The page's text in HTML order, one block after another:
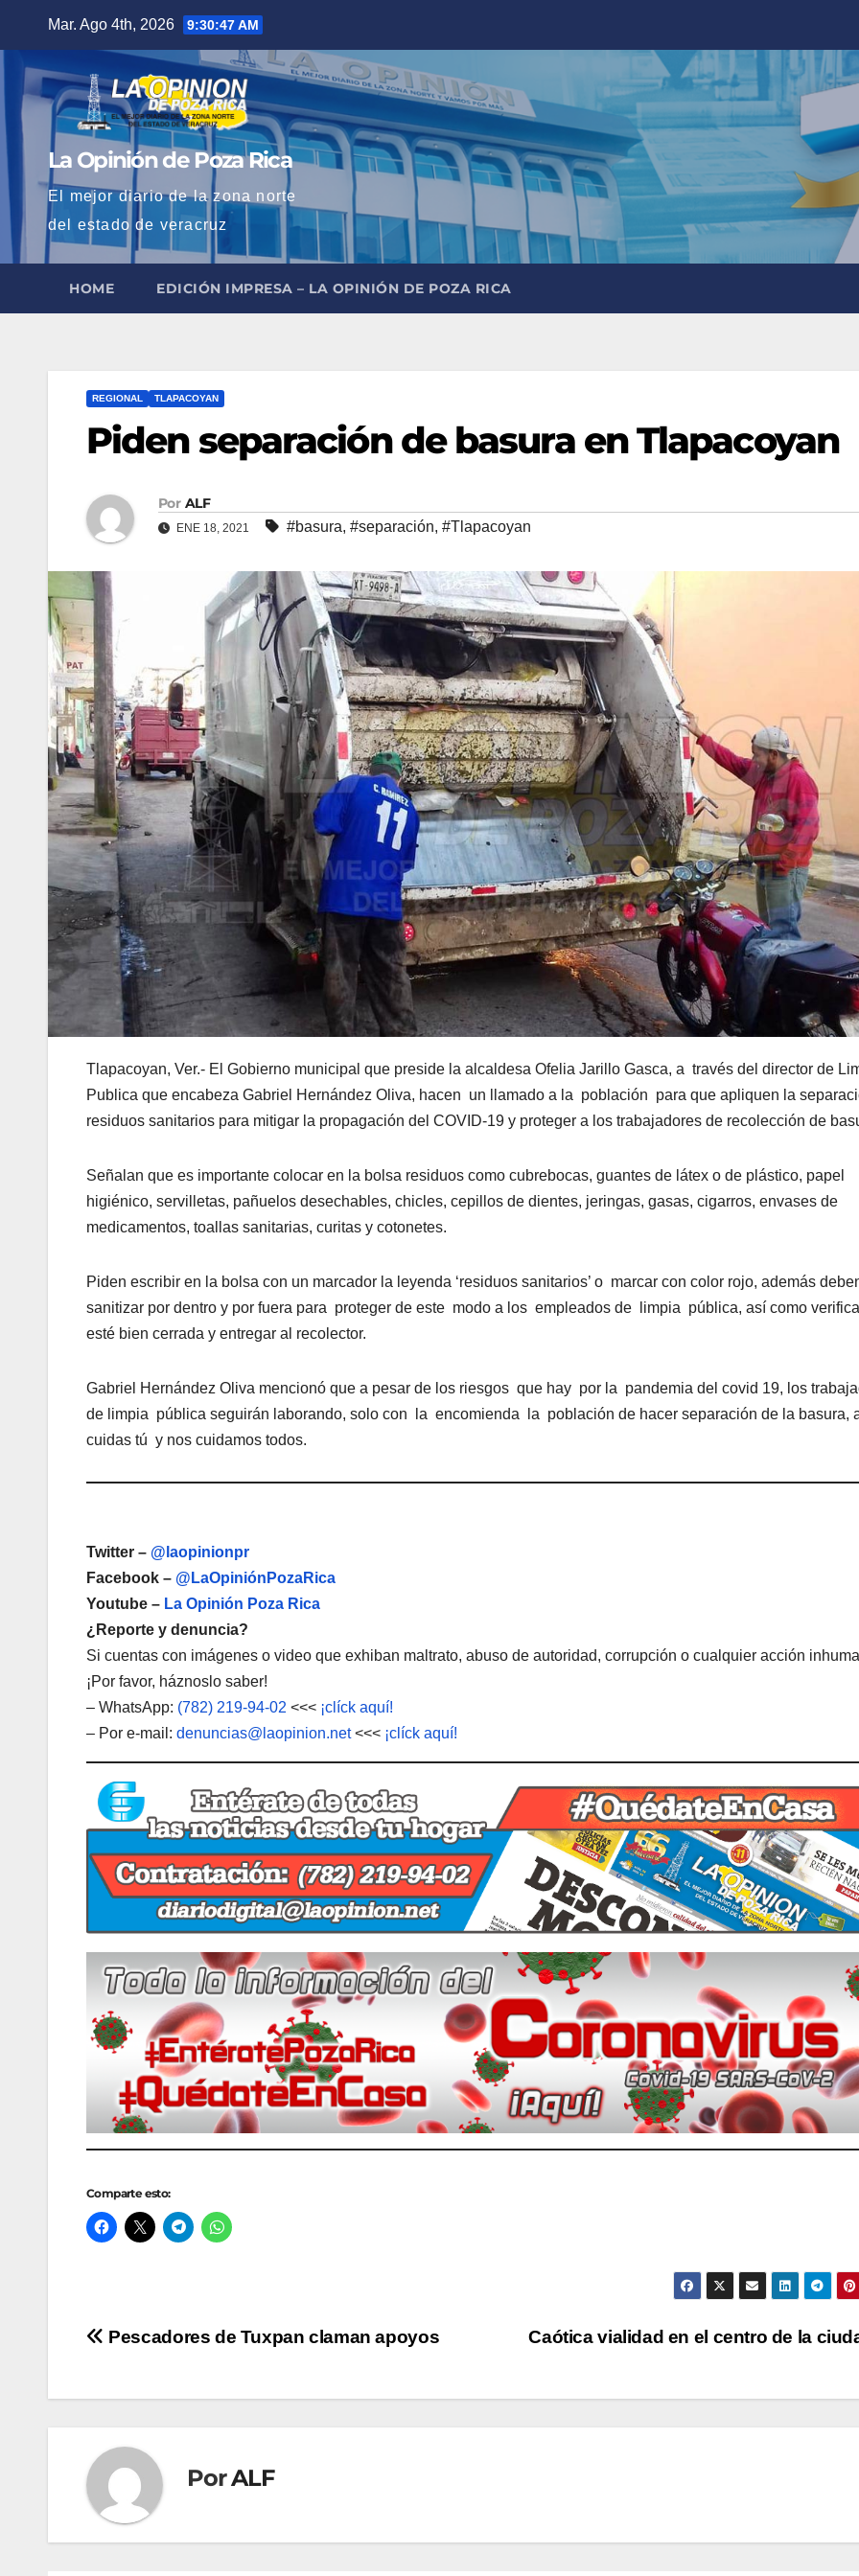
contenido
Mar. Ago 4th, 2026 9:30:48 AM
La Opinión de Poza Rica
El mejor diario de la zona norte
del estado de veracruz
HOME EDICIÓN IMPRESA – LA OPINIÓN DE POZA RICA
REGIONAL TLAPACOYAN
Piden separación de basura en Tlapacoyan
Por ALF
ENE 18, 2021 #basura, #separación, #Tlapacoyan
Tlapacoyan, Ver.- El Gobierno municipal que preside la alcaldesa Ofelia Jarillo Gasca, a través del director de
Publica que encabeza Gabriel Hernández Oliva, hacen un llamado a la población para que apliquen la
residuos sanitarios para mitigar la propagación del COVID-19 y proteger a los trabajadores de recolección de
Señalan que es importante colocar en la bolsa residuos como cubrebocas, guantes de látex o de plástico, papel
higiénico, servilletas, pañuelos desechables, chicles, cepillos de dientes, jeringas, gasas, cigarros, envases de
medicamentos, toallas sanitarias, curitas y cotonetes.
Piden escribir en la bolsa con un marcador la leyenda ‘residuos sanitarios’ o marcar con color rojo, además
sanitizar por dentro y por fuera para proteger de este modo a los empleados de limpia pública, así como
esté bien cerrada y entregar al recolector.
Gabriel Hernández Oliva mencionó que a pesar de los riesgos que hay por la pandemia del covid 19, los
de limpia pública seguirán laborando, solo con la encomienda la población de hacer separación de la basura,
cuidas tú y nos cuidamos todos.
Twitter – @laopinionpr
Facebook – @LaOpiniónPozaRica
Youtube – La Opinión Poza Rica
¿Reporte y denuncia?
Si cuentas con imágenes o video que exhiban maltrato, abuso de autoridad, corrupción o cualquier acción
¡Por favor, háznoslo saber!
– WhatsApp: (782) 219-94-02 <<< ¡clíck aquí!
– Por e-mail: denuncias@laopinion.net<<< ¡clíck aquí!
Comparte esto:
Navegación
Caótica vialidad en el centro de la
Pescadores de Tuxpan claman apoyos
PorALF